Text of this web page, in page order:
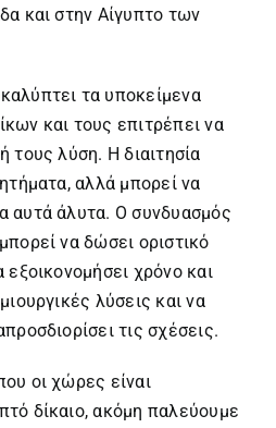
και στην Αίγυπτο των
τα υποκείμενα
και τους επιτρέπει να
τους λύση. Η διαιτησία
αλλά μπορεί να
αυτά άλυτα. Ο συνδυασμός
να δώσει οριστικό
χρόνο και
λύσεις και να
τις σχέσεις.
οι χώρες είναι
δίκαιο, ακόμη παλεύουμε